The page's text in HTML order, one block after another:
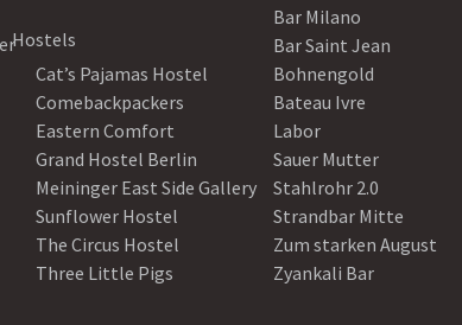
Hostels
Cat’s Pajamas Hostel
Comebackpackers
Eastern Comfort
Grand Hostel Berlin
Meininger East Side Gallery
Sunflower Hostel
The Circus Hostel
Three Little Pigs
Bar Milano
Bar Saint Jean
Bohnengold
Bateau Ivre
Labor
Sauer Mutter
Stahlrohr 2.0
Strandbar Mitte
Zum starken August
Zyankali Bar